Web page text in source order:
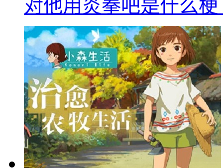
对他用炎拳吧是什么